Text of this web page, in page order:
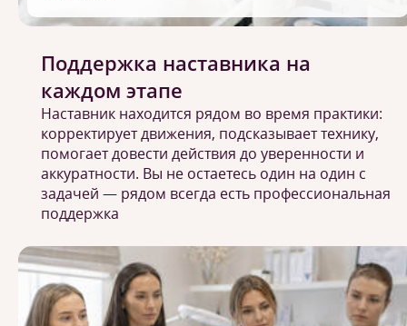
Поддержка наставника на
каждом этапе
Наставник находится рядом во время практики:
корректирует движения, подсказывает технику,
помогает довести действия до уверенности и
аккуратности. Вы не остаетесь один на один с
задачей — рядом всегда есть профессиональная
поддержка